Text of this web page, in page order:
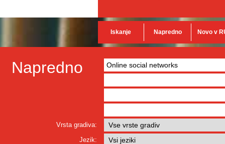
Iskanje Napredno Novo v
Napredno
Vrsta gradiva:
Jezik: